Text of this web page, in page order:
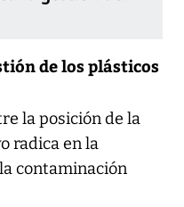
de los plásticos
la posición de la
radica en la
contaminación